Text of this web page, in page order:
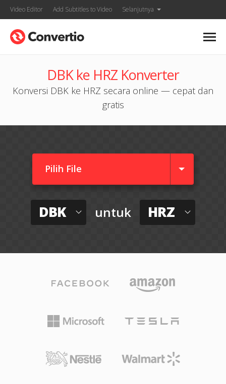
Video Editor Add Subtitles to Video Selanjutnya
DBK ke HRZ Konverter
Konversi DBK ke HRZ secara online — cepat dan
gratis
Pilih File
DBK untuk HRZ